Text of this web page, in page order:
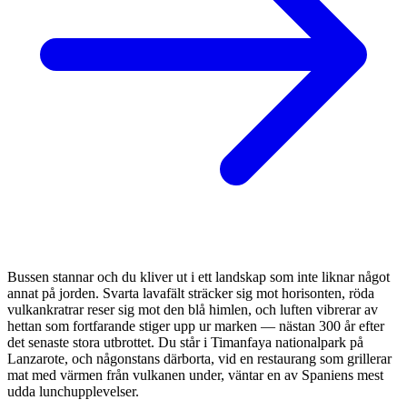
Bussen stannar och du kliver ut i ett landskap som inte liknar något
annat på jorden. Svarta lavafält sträcker sig mot horisonten, röda
vulkankratrar reser sig mot den blå himlen, och luften vibrerar av
hettan som fortfarande stiger upp ur marken — nästan 300 år efter
det senaste stora utbrottet. Du står i Timanfaya nationalpark på
Lanzarote, och någonstans därborta, vid en restaurang som grillerar
mat med värmen från vulkanen under, väntar en av Spaniens mest
udda lunchupplevelser.